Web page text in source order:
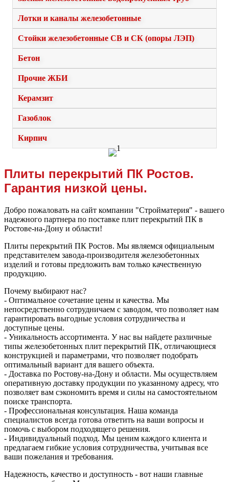
Лотки и каналы железобетонные
Стойки железобетонные СВ и СК (опоры ЛЭП)
Бетон
Прочие ЖБИ
Керамзит
Газоблок
Кирпич
Плиты перекрытий ПК Ростов.
Гарантия низкой цены.
Добро пожаловать на сайт компании "Стройматерия" - вашего
надежного партнера по поставке плит перекрытий ПК в
Ростове-на-Дону и области!
Плиты перекрытий ПК Ростов. Мы являемся официальным
представителем завода-производителя железобетонных
изделий и готовы предложить вам только качественную
продукцию.
Почему выбирают нас?
- Оптимальное сочетание цены и качества. Мы
непосредственно сотрудничаем с заводом, что позволяет нам
гарантировать выгодные условия сотрудничества и
доступные цены.
- Уникальность ассортимента. У нас вы найдете различные
типы железобетонных плит перекрытий ПК, отличающиеся
конструкцией и параметрами, что позволяет подобрать
оптимальный вариант для вашего объекта.
- Доставка по Ростову-на-Дону и области. Мы осуществляем
оперативную доставку продукции по указанному адресу, что
позволяет вам сэкономить время и силы на самостоятельном
поиске транспорта.
- Профессиональная консультация. Наша команда
специалистов всегда готова ответить на ваши вопросы и
помочь с выбором подходящего решения.
- Индивидуальный подход. Мы ценим каждого клиента и
предлагаем гибкие условия сотрудничества, учитывая все
ваши пожелания и требования.
Надежность, качество и доступность - вот наши главные